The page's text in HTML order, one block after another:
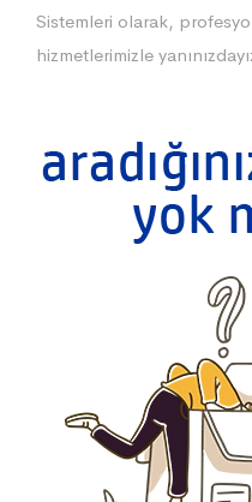
Sistemleri olarak,
hizmetlerimizle